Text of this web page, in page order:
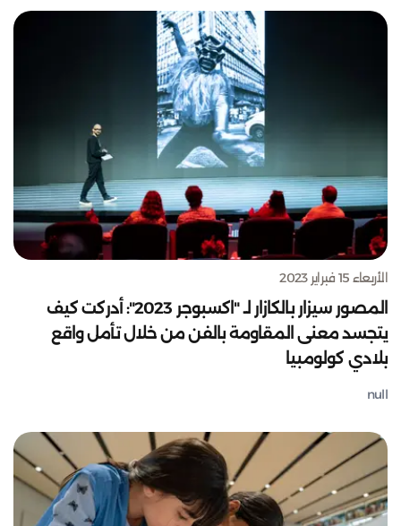
الأربعاء 15 فبراير 2023
المصور سيزار بالكازار لـ "اكسبوجر 2023": أدركت كيف
يتجسد معنى المقاومة بالفن من خلال تأمل واقع
بلادي كولومبيا
null